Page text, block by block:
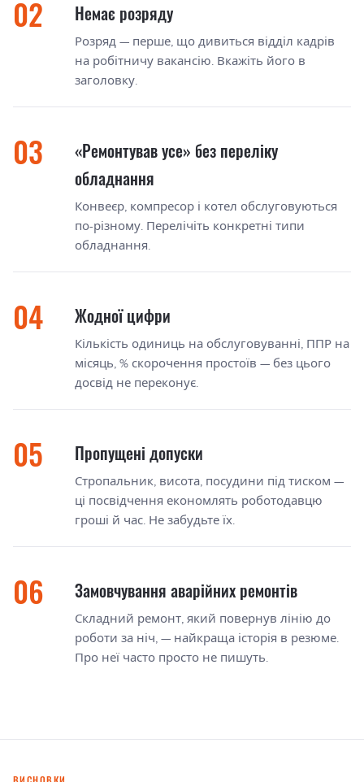
Немає розряду
Розряд — перше, що дивиться відділ кадрів
на робітничу вакансію. Вкажіть його в
заголовку.
«Ремонтував усе» без переліку
обладнання
Конвеєр, компресор і котел обслуговуються
по-різному. Перелічіть конкретні типи
обладнання.
Жодної цифри
Кількість одиниць на обслуговуванні, ППР на
місяць, % скорочення простоїв — без цього
досвід не переконує.
Пропущені допуски
Стропальник, висота, посудини під тиском —
ці посвідчення економлять роботодавцю
гроші й час. Не забудьте їх.
Замовчування аварійних ремонтів
Складний ремонт, який повернув лінію до
роботи за ніч, — найкраща історія в резюме.
Про неї часто просто не пишуть.